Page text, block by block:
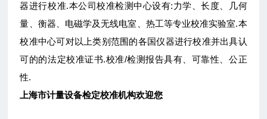
器进行校准.本公司校准检测中心设有:力学、长度、几何
量、衡器、电磁学及无线电室、热工等专业校准实验室.本
校准中心可对以上类别范围的各国仪器进行校准并出具认
可的的法定校准证书.校准/检测报告具有、可靠性、公正
性.
上海市计量设备检定校准机构欢迎您